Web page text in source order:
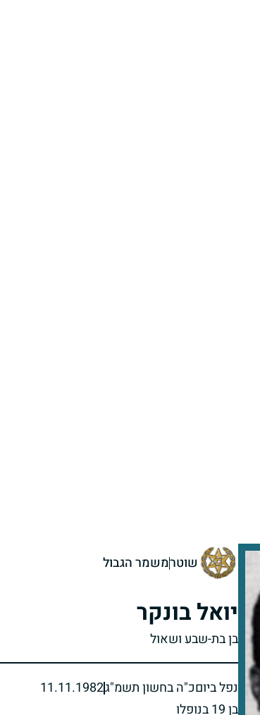
שוטרמשמר הגבול
יואל בונקר
בן בת-שבע ושאול
נפל ביוםכ"ה בחשון תשמ"ג11.11.1982
בן 19 בנופלו